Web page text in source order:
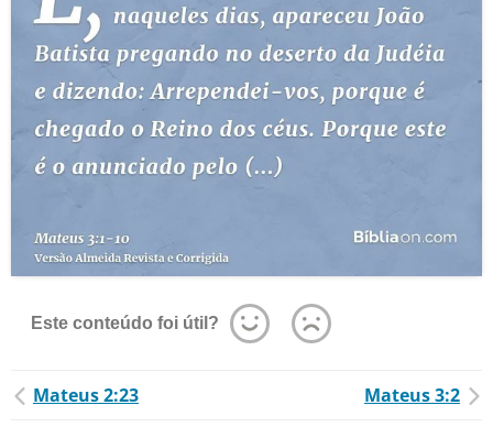
Este conteúdo foi útil?
Mateus 2:23 Mateus 3:2